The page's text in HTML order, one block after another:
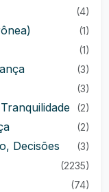
(4)
(1)
(1)
(3)
(3)
(2)
(2)
Decisões (3)
(2235)
(74)